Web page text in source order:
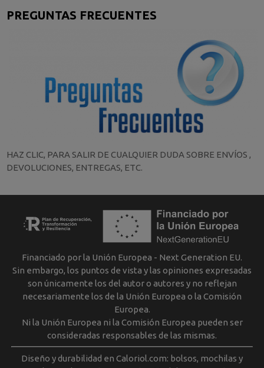
PREGUNTAS FRECUENTES
HAZ CLIC, PARA SALIR DE CUALQUIER DUDA SOBRE ENVÍOS ,
DEVOLUCIONES, ENTREGAS, ETC.
Financiado por la Unión Europea - Next Generation EU.
Sin embargo, los puntos de vista y las opiniones expresadas
son únicamente los del autor o autores y no reflejan
necesariamente los de la Unión Europea o la Comisión
Europea.
Ni la Unión Europea ni la Comisión Europea pueden ser
consideradas responsables de las mismas.
Diseño y durabilidad en Caloriol.com: bolsos, mochilas y